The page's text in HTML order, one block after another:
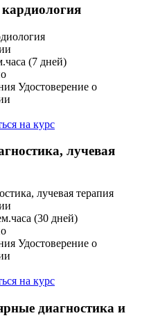
(7 дней)
Удостоверение о
на курс
лучевая
(30 дней)
Удостоверение о
на курс
диагностика и